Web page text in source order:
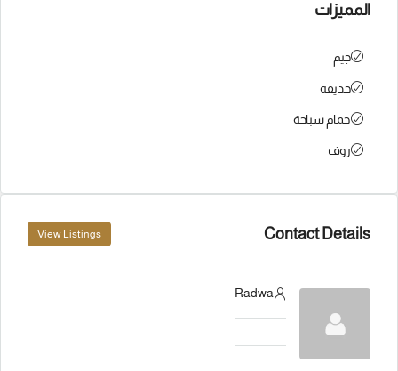
المميزات
جيم
حديقة
حمام سباحة
روف
Contact Details
View Listings
Radwa